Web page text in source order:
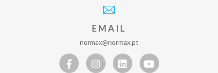
EMAIL
normax@normax.pt